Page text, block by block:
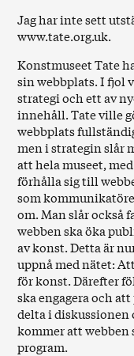
Jag har inte sett
www.tate.org.uk.
Konstmuseet Tate
sin webbplats. I fjol
strategi och ett av
innehåll. Tate ville
webbplats
men i strategin slår
att hela museet,
förhålla sig till
som
om. Man slår också
webben ska öka
av konst. Detta är
uppnå med nätet:
för konst. Därefter
ska engagera och
delta i diskussionen
kommer att webben
program.